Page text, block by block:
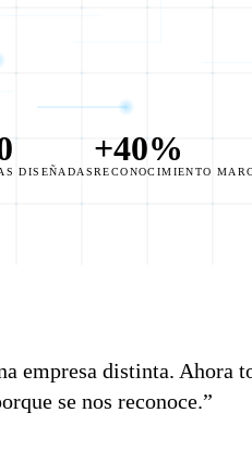
DISEÑADAS
+40%
RECONOCIMIENTO
empresa distinta. Ahora
se nos reconoce.”